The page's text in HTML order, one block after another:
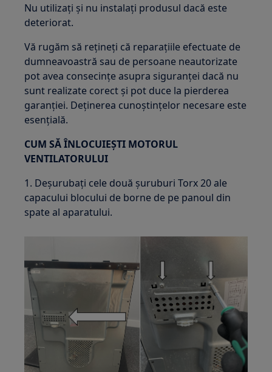
Nu utilizați și nu instalați produsul dacă este
deteriorat.
Vă rugăm să rețineți că reparațiile efectuate de
dumneavoastră sau de persoane neautorizate
pot avea consecințe asupra siguranței dacă nu
sunt realizate corect și pot duce la pierderea
garanției. Deținerea cunoștințelor necesare este
esențială.
CUM SĂ ÎNLOCUIEȘTI MOTORUL
VENTILATORULUI
1. Deșurubați cele două șuruburi Torx 20 ale
capacului blocului de borne de pe panoul din
spate al aparatului.